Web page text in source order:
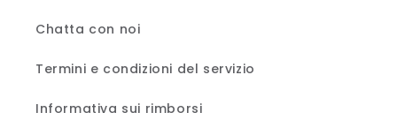
Chatta con noi
Termini e condizioni del servizio
Informativa sui rimborsi